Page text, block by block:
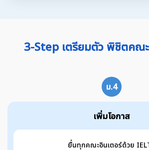
3-Step เตรียมตัว พิชิตคณ
ม.4
เพิ่มโอกาส
ยื่นทุกคณะอินเตอร์ด้วย